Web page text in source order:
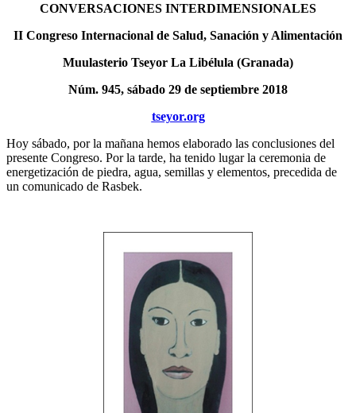
CONVERSACIONES INTERDIMENSIONALES
II Congreso Internacional de Salud, Sanación y Alimentación
Muulasterio Tseyor La Libélula (Granada)
Núm. 945, sábado 29 de septiembre 2018
tseyor.org
Hoy sábado, por la mañana hemos elaborado las conclusiones del
presente Congreso. Por la tarde, ha tenido lugar la ceremonia de
energetización de piedra, agua, semillas y elementos, precedida de
un comunicado de Rasbek.